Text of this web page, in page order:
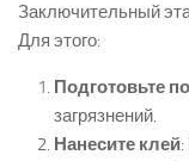
Заключительный
Для этого:
Подготовьте
загрязнений.
Нанесите клей